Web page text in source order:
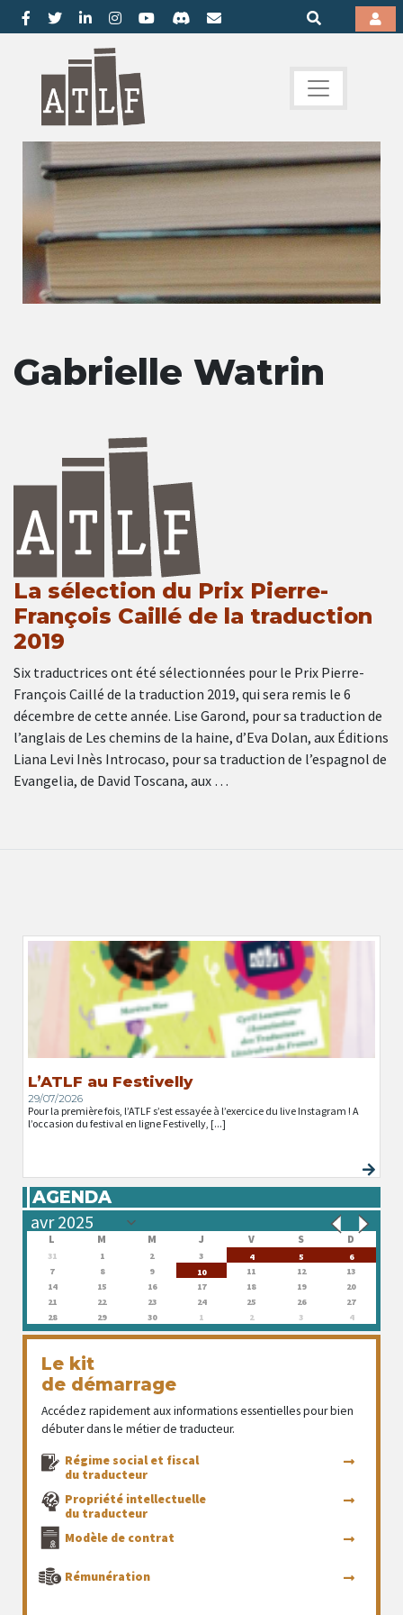
Gabrielle Watrin
La sélection du Prix Pierre-
François Caillé de la traduction
2019
Six traductrices ont été sélectionnées pour le Prix Pierre-
François Caillé de la traduction 2019, qui sera remis le 6
décembre de cette année. Lise Garond, pour sa traduction de
l’anglais de Les chemins de la haine, d’Eva Dolan, aux Éditions
Liana Levi Inès Introcaso, pour sa traduction de l’espagnol de
Evangelia, de David Toscana, aux …
L’ATLF au Festivelly
29/07/2026
Pour la première fois, l’ATLF s’est essayée à l’exercice du live Instagram ! A
l’occasion du festival en ligne Festivelly, [...]
AGENDA
L M M J V S D
31 1 2 3 4 5
6
7
8 9 10 11 12
13
14
15 16 17 18 19
20
21
22 23 24 25 26
27
28
29 30 1 2 3 4
Le kit
de démarrage
Accédez rapidement aux informations essentielles pour bien
débuter dans le métier de traducteur.
Régime social et fiscal
du traducteur
Propriété intellectuelle
du traducteur
Modèle de contrat
Rémunération